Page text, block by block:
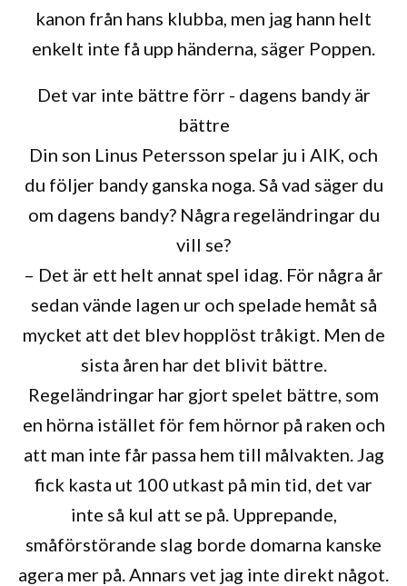
kanon från hans klubba, men jag hann helt
enkelt inte få upp händerna, säger Poppen.
Det var inte bättre förr - dagens bandy är
bättre
Din son Linus Petersson spelar ju i AIK, och
du följer bandy ganska noga. Så vad säger du
om dagens bandy? Några regeländringar du
vill se?
– Det är ett helt annat spel idag. För några år
sedan vände lagen ur och spelade hemåt så
mycket att det blev hopplöst tråkigt. Men de
sista åren har det blivit bättre.
Regeländringar har gjort spelet bättre, som
en hörna istället för fem hörnor på raken och
att man inte får passa hem till målvakten. Jag
fick kasta ut 100 utkast på min tid, det var
inte så kul att se på. Upprepande,
småförstörande slag borde domarna kanske
agera mer på. Annars vet jag inte direkt något.